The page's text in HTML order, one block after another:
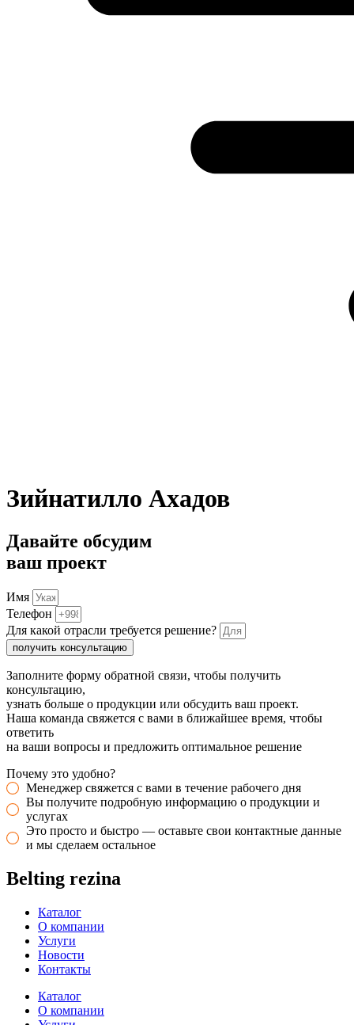
Зийнатилло Ахадов
Давайте обсудим
ваш проект
Имя
Телефон
Для какой отрасли требуется решение?
получить консультацию
Заполните форму обратной связи, чтобы получить
консультацию,
узнать больше о продукции или обсудить ваш проект.
Наша команда свяжется с вами в ближайшее время, чтобы
ответить
на ваши вопросы и предложить оптимальное решение
Почему это удобно?
Менеджер свяжется с вами в течение рабочего дня
Вы получите подробную информацию о продукции и
услугах
Это просто и быстро — оставьте свои контактные данные
и мы сделаем остальное
Belting rezina
Каталог
О компании
Услуги
Новости
Контакты
Каталог
О компании